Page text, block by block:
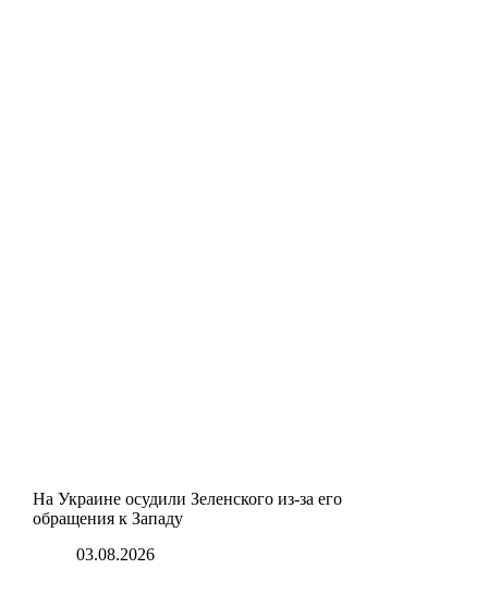
На Украине осудили Зеленского из-за его
обращения к Западу
03.08.2026